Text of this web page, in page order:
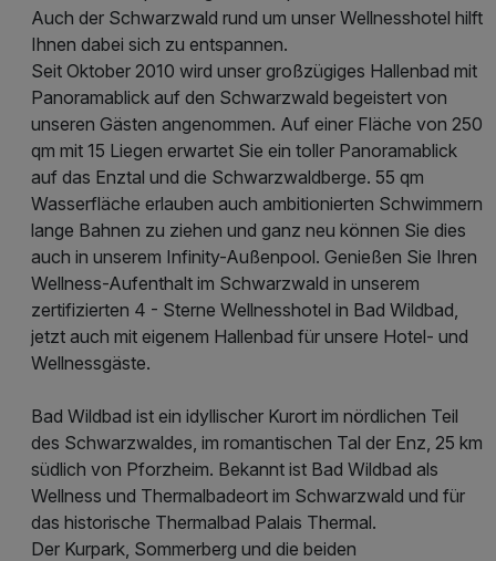
Auch der Schwarzwald rund um unser Wellnesshotel hilft
Ihnen dabei sich zu entspannen.
Seit Oktober 2010 wird unser großzügiges Hallenbad mit
Panoramablick auf den Schwarzwald begeistert von
unseren Gästen angenommen. Auf einer Fläche von 250
qm mit 15 Liegen erwartet Sie ein toller Panoramablick
auf das Enztal und die Schwarzwaldberge. 55 qm
Wasserfläche erlauben auch ambitionierten Schwimmern
lange Bahnen zu ziehen und ganz neu können Sie dies
auch in unserem Infinity-Außenpool. Genießen Sie Ihren
Wellness-Aufenthalt im Schwarzwald in unserem
zertifizierten 4 - Sterne Wellnesshotel in Bad Wildbad,
jetzt auch mit eigenem Hallenbad für unsere Hotel- und
Wellnessgäste.
Bad Wildbad ist ein idyllischer Kurort im nördlichen Teil
des Schwarzwaldes, im romantischen Tal der Enz, 25 km
südlich von Pforzheim. Bekannt ist Bad Wildbad als
Wellness und Thermalbadeort im Schwarzwald und für
das historische Thermalbad Palais Thermal.
Der Kurpark, Sommerberg und die beiden